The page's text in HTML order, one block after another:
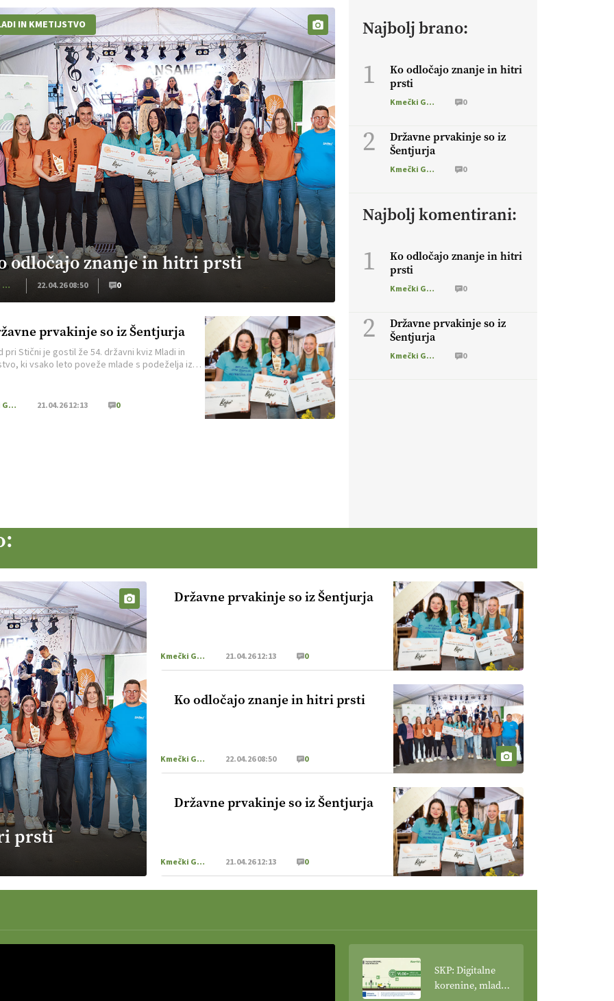
IN KMETIJSTVO
odločajo znanje in hitri prsti
Kmečki Glas 22.04.26 08:50 0
prvakinje so iz Šentjurja
pri Stični je gostil že 54. državni kviz Mladi in
ki vsako leto poveže mlade s podeželja iz
organizacijo in razgibanim programom
Kmečki Glas 21.04.26 12:13 0
Najbolj brano:
1
Ko odločajo znanje in hitri
prsti
Kmečki Glas 0
2
Državne prvakinje so iz
Šentjurja
Kmečki Glas 0
Najbolj komentirani:
1
Ko odločajo znanje in hitri
prsti
Kmečki Glas 0
2
Državne prvakinje so iz
Šentjurja
Kmečki Glas 0
prsti
Državne prvakinje so iz Šentjurja
Kmečki Glas 21.04.26 12:13 0
Ko odločajo znanje in hitri prsti
Kmečki Glas 22.04.26 08:50 0
Državne prvakinje so iz Šentjurja
Kmečki Glas 21.04.26 12:13 0
SKP: Digitalne
korenine, mladi